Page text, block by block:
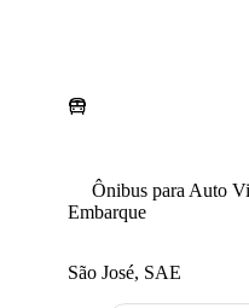
Ônibus para Auto
Embarque
São José, SAE